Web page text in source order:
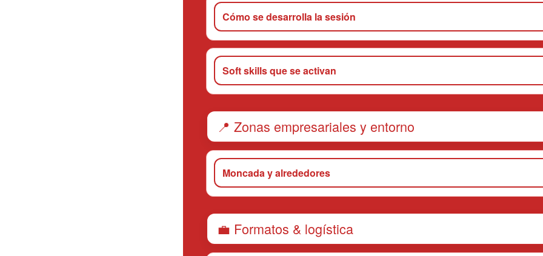
Cómo se desarrolla la sesión
Soft skills que se activan
📍 Zonas empresariales y entorno
Moncada y alrededores
💼 Formatos & logística